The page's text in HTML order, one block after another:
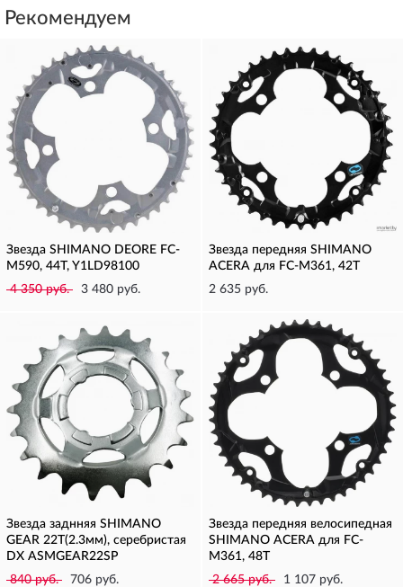
Рекомендуем
Звезда SHIMANO DEORE FC-
M590, 44T, Y1LD98100
4 350 руб.
3 480 руб.
Звезда передняя SHIMANO
ACERA для FC-M361, 42T
2 635 руб.
Звезда заднняя SHIMANO
GEAR 22T(2.3мм), серебристая
DX ASMGEAR22SP
840 руб.
706 руб.
Звезда передняя велосипедная
SHIMANO ACERA для FC-
M361, 48T
2 665 руб.
1 107 руб.